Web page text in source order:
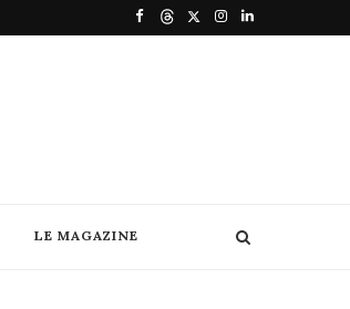
LE MAGAZINE